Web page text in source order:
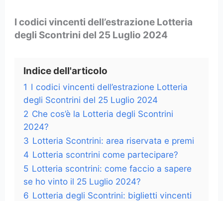
I codici vincenti dell’estrazione Lotteria
degli Scontrini del 25 Luglio 2024
Indice dell'articolo
1 I codici vincenti dell’estrazione Lotteria
degli Scontrini del 25 Luglio 2024
2 Che cos’è la Lotteria degli Scontrini
2024?
3 Lotteria Scontrini: area riservata e premi
4 Lotteria scontrini come partecipare?
5 Lotteria scontrini: come faccio a sapere
se ho vinto il 25 Luglio 2024?
6 Lotteria degli Scontrini: biglietti vincenti